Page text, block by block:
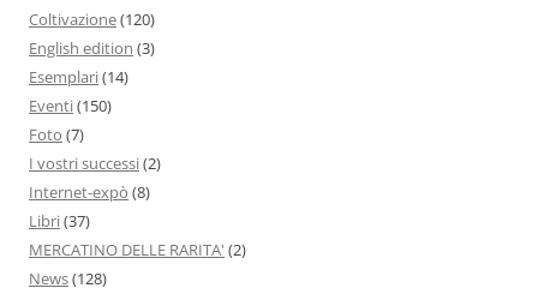
Coltivazione(120)
English edition (3)
Esemplari(14)
Eventi(150)
Foto (7)
I vostri successi(2)
Internet-expò (8)
Libri(37)
MERCATINO DELLE RARITA' (2)
News(128)